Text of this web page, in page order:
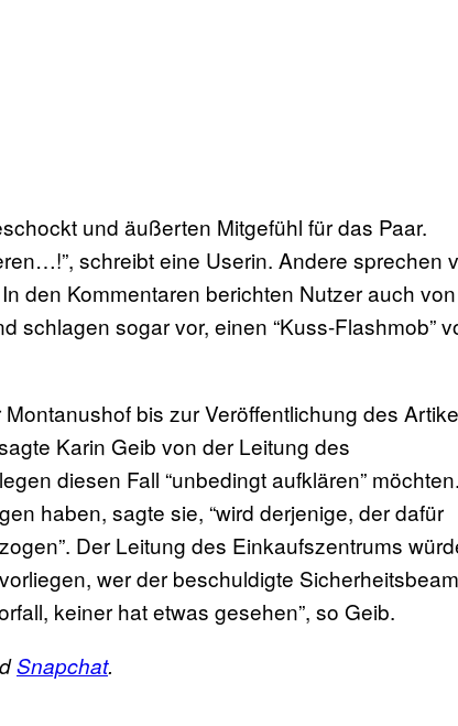
und äußerten Mitgefühl für das Paar.
schreibt eine Userin. Andere sprechen
den Kommentaren berichten Nutzer auch von
schlagen sogar vor, einen “Kuss-Flashmob”
bis zur Veröffentlichung des
Karin Geib von der Leitung des
diesen Fall “unbedingt aufklären” möchten.
haben, sagte sie, “wird derjenige, der dafür
Der Leitung des Einkaufszentrums
wer der beschuldigte
keiner hat etwas gesehen”, so Geib.
Snapchat.